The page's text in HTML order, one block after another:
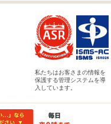
私たちはお客さまの情報を
保護する管理システムを導
入しています。